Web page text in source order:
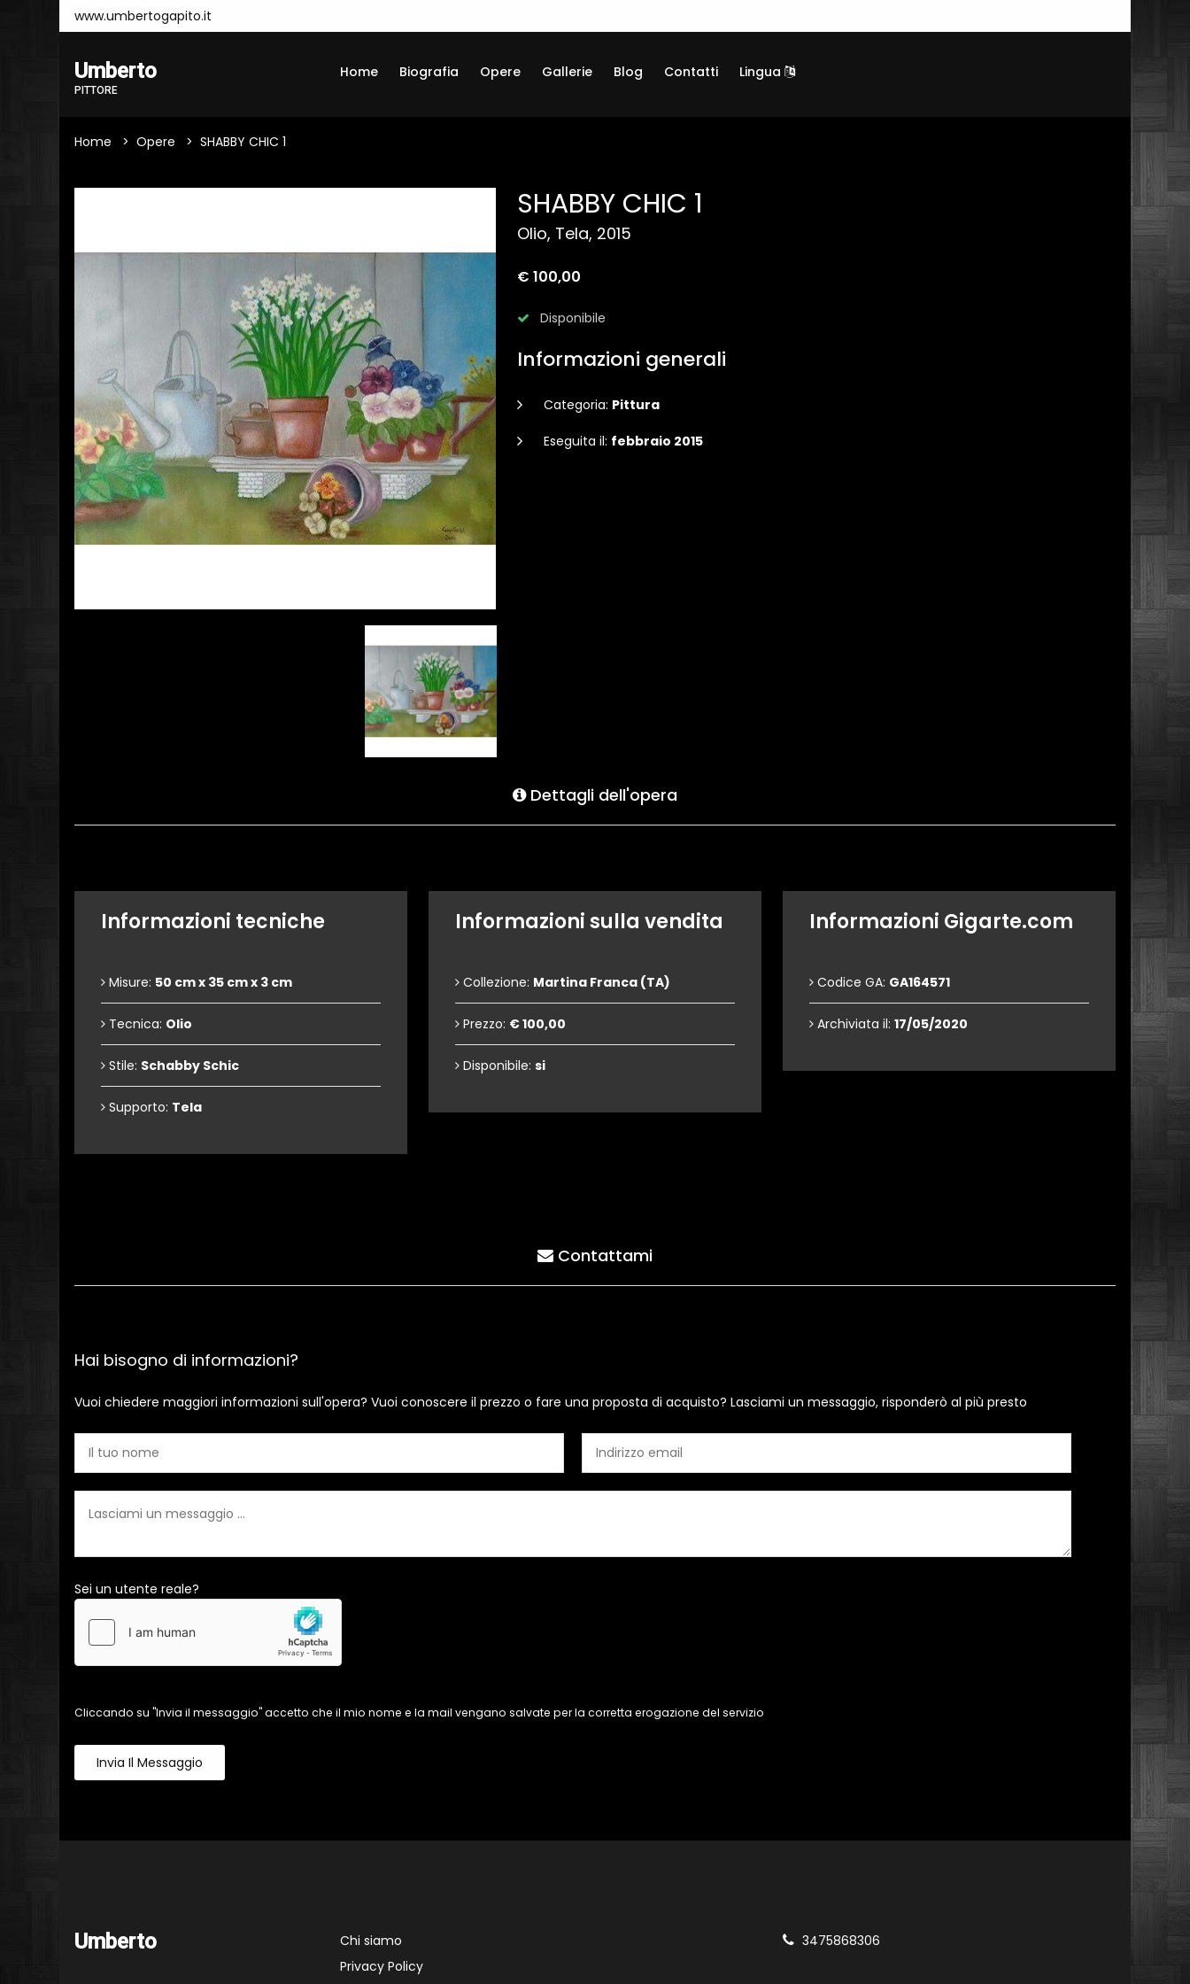
www.umbertogapito.it
Umberto
PITTORE
Home Biografia Opere Gallerie Blog Contatti Lingua
Home Opere SHABBY CHIC 1
SHABBY CHIC 1
Olio, Tela, 2015
€ 100,00
Disponibile
Informazioni generali
Categoria: Pittura
Eseguita il: febbraio 2015
Dettagli dell'opera
Informazioni tecniche
Misure: 50 cm x 35 cm x 3 cm
Tecnica: Olio
Stile: Schabby Schic
Supporto: Tela
Informazioni sulla vendita
Collezione: Martina Franca (TA)
Prezzo: € 100,00
Disponibile: si
Informazioni Gigarte.com
Codice GA: GA164571
Archiviata il: 17/05/2020
Contattami
Hai bisogno di informazioni?
Vuoi chiedere maggiori informazioni sull'opera? Vuoi conoscere il prezzo o fare una proposta di acquisto? Lasciami un messaggio, risponderò al più presto
Sei un utente reale?
Cliccando su "Invia il messaggio" accetto che il mio nome e la mail vengano salvate per la corretta erogazione del servizio
Invia Il Messaggio
Umberto
Chi siamo
Privacy Policy
3475868306